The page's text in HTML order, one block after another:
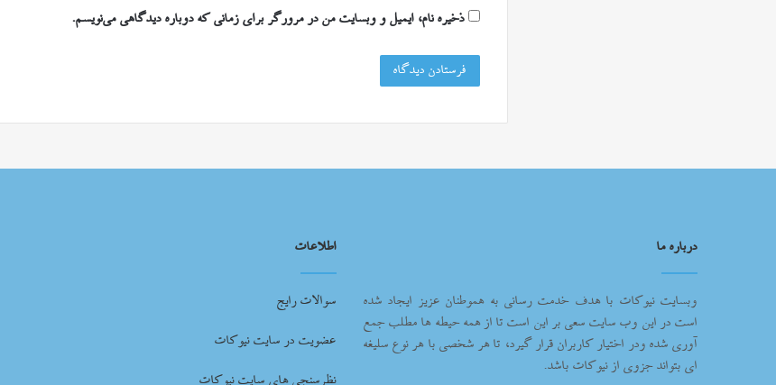
ذخیره نام، ایمیل و وبسایت من در مرورگر برای زمانی که دوباره دیدگاهی می‌نویسم.
درباره ما
وبسایت نیوکات با هدف خدمت رسانی به هموطنان عزیز ایجاد شده
است در این وب سایت سعی بر این است تا از همه حیطه ها مطلب جمع
آوری شده ودر اختیار کاربران قرار گیرد، تا هر شخصی با هر نوع سلیغه
ای بتواند جزوی از نیوکات باشد.
اطلاعات
سوالات رایج
عضویت در سایت نیوکات
نظرسنجی های سایت نیوکات